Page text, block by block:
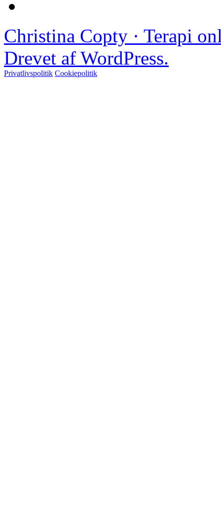
Christina Copty · Terapi
Drevet af WordPress.
Privatlivspolitik Cookiepolitik